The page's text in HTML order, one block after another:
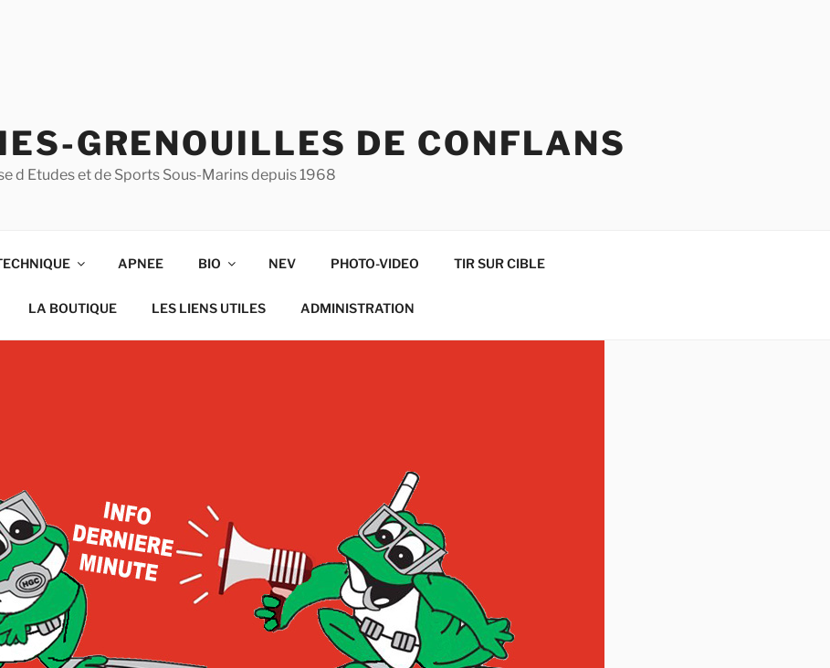
GRENOUILLES DE CONFLANS
d Etudes et de Sports Sous-Marins depuis 1968
APNEE BIO NEV PHOTO-VIDEO TIR SUR CIBLE
LA BOUTIQUE LES LIENS UTILES ADMINISTRATION